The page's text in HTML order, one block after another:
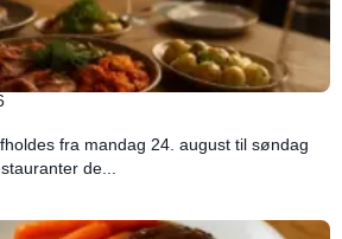
fra mandag 24. august til søndag
de...